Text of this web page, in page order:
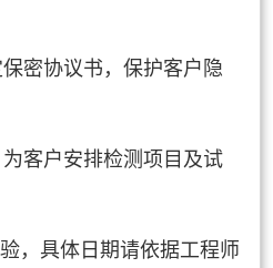
密协议书，保护客户隐
客户安排检测项目及试
，具体日期请依据工程师